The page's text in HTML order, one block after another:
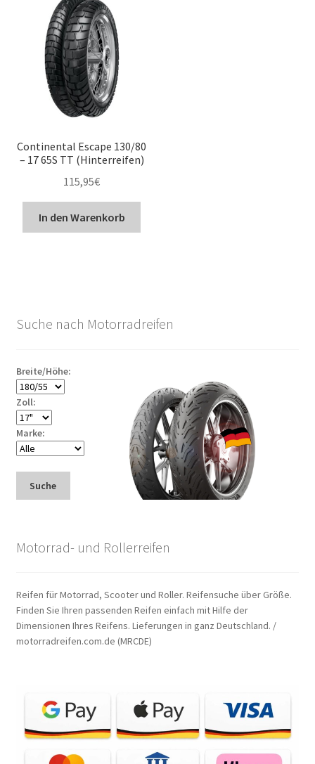
Continental Escape 130/80
– 17 65S TT (Hinterreifen)
115,95€
In den Warenkorb
Suche nach Motorradreifen
Breite/Höhe:
Zoll:
Marke:
Suche
Motorrad- und Rollerreifen
Reifen für Motorrad, Scooter und Roller. Reifensuche über Größe.
Finden Sie Ihren passenden Reifen einfach mit Hilfe der
Dimensionen Ihres Reifens. Lieferungen in ganz Deutschland. /
motorradreifen.com.de (MRCDE)